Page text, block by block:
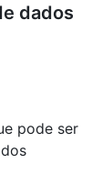
dados
pode ser